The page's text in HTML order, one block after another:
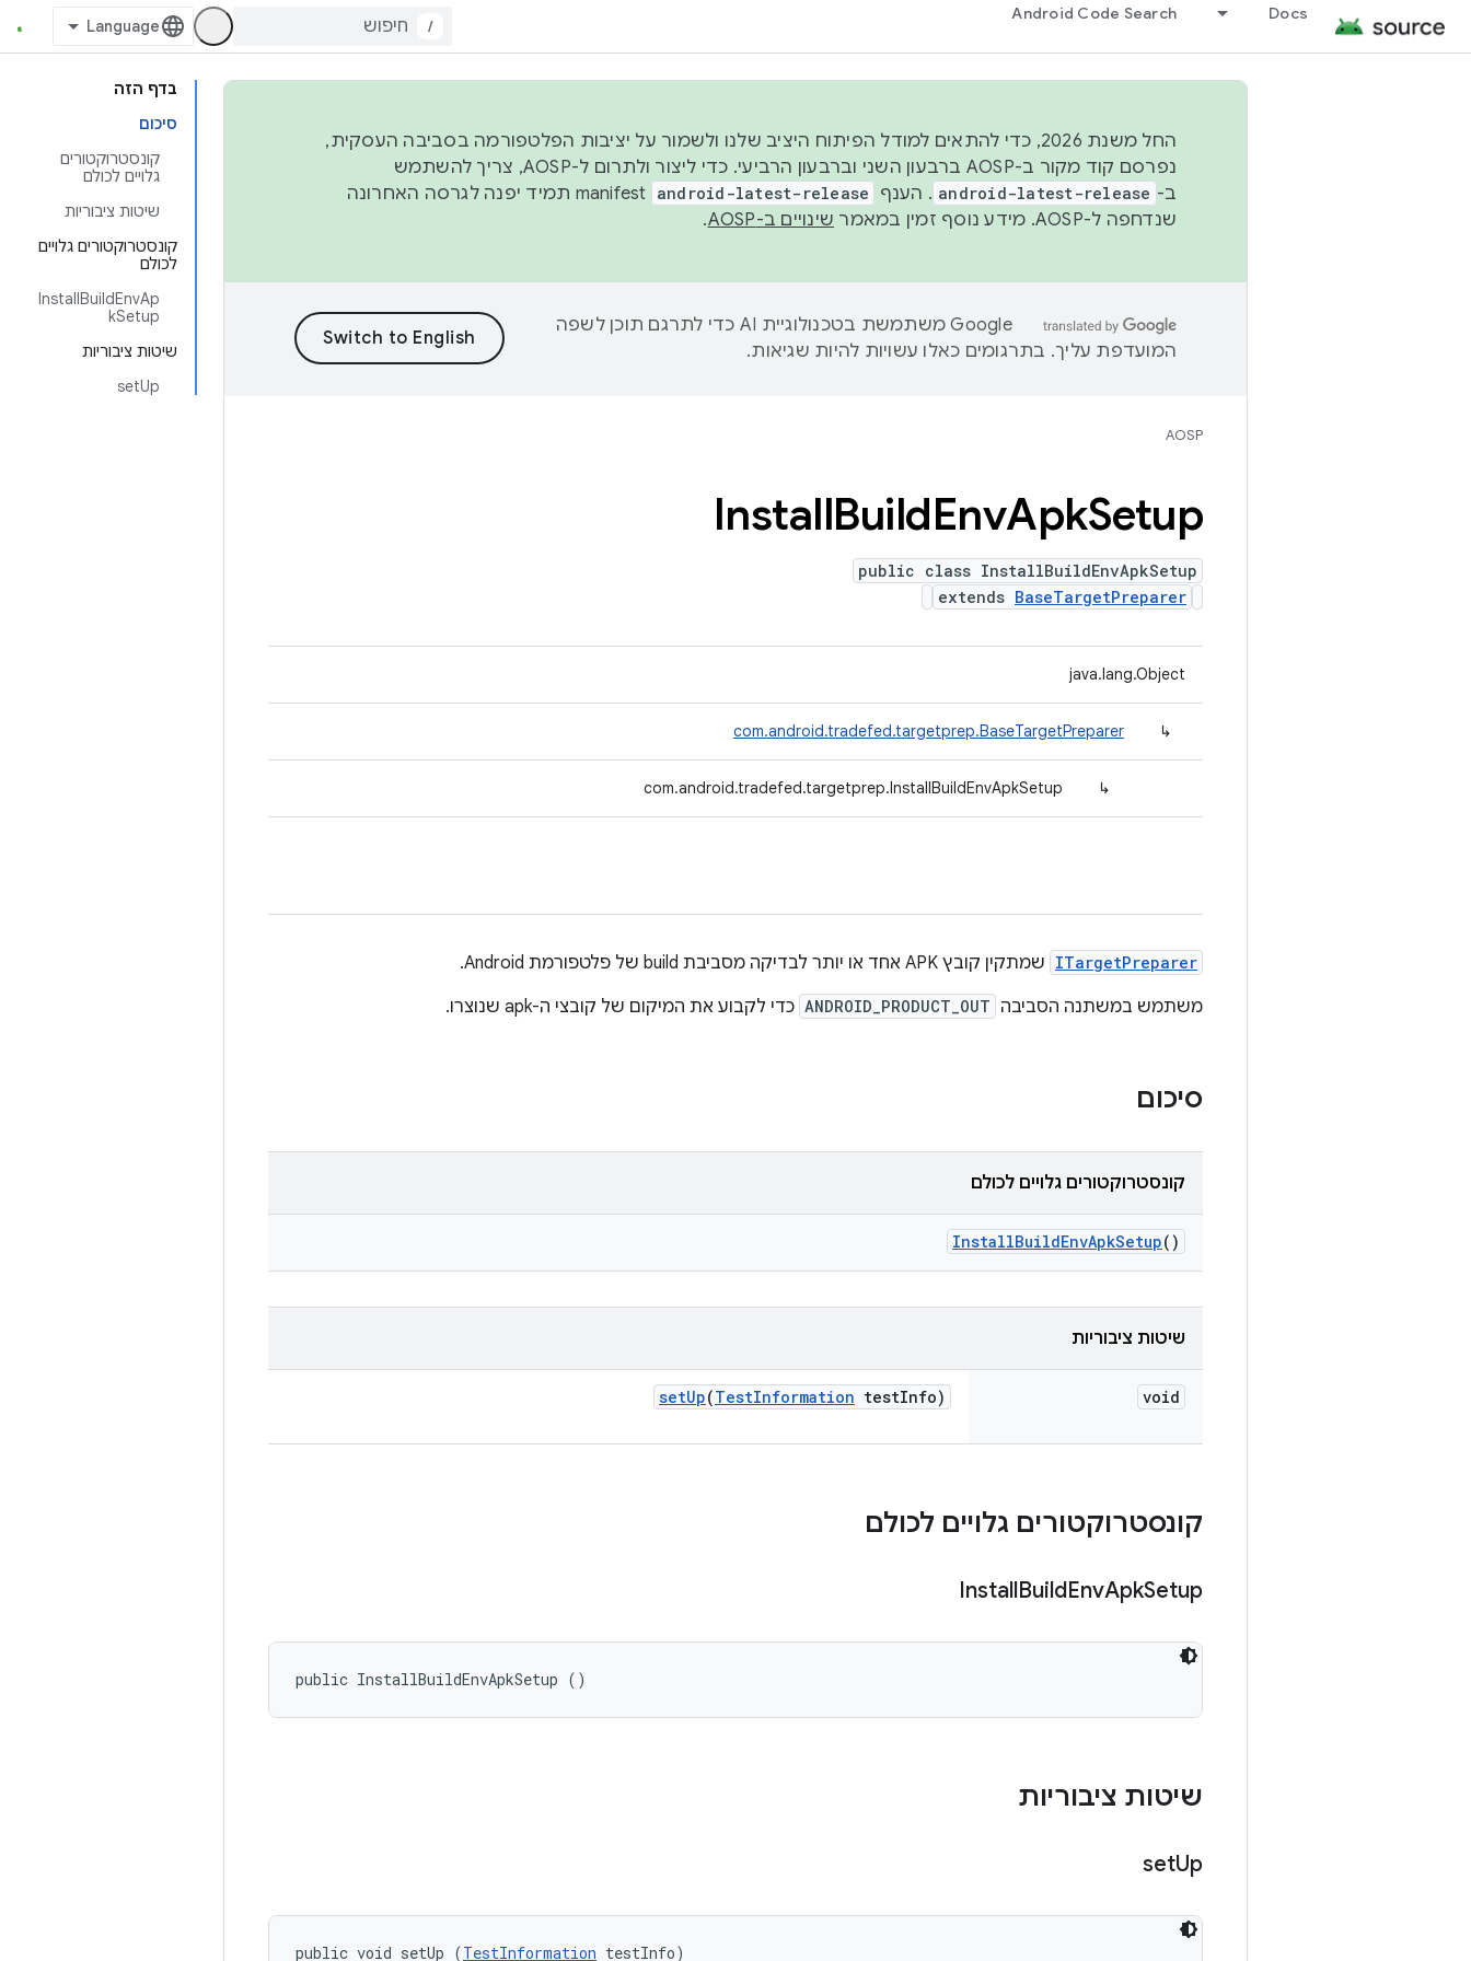
Docs
Android Code Search
/
בדף הזה
סיכום
קונסטרוקטורים
גלויים לכולם
שיטות ציבוריות
קונסטרוקטורים גלויים
לכולם
InstallBuildEnvAp
kSetup
שיטות ציבוריות
setUp
החל משנת 2026, כדי להתאים למודל הפיתוח היציב שלנו ולשמור על יציבות הפלטפורמה בסביבה העסקית,
נפרסם קוד מקור ב-AOSP ברבעון השני וברבעון הרביעי. כדי ליצור ולתרום ל-AOSP, צריך להשתמש
ב- android-latest-release . הענף android-latest-release
manifest תמיד יפנה לגרסה האחרונה
שנדחפה ל-AOSP. מידע נוסף זמין במאמר
שינויים ב-AOSP .
‫Google משתמשת בטכנולוגיית AI כדי לתרגם תוכן לשפה
המועדפת עליך. בתרגומים כאלו עשויות להיות שגיאות.
AOSP
InstallBuildEnvApkSetup
public class InstallBuildEnvApkSetup
extends BaseTargetPreparer
java.lang.Object
↳
com.android.tradefed.targetprep.BaseTargetPreparer
↳
com.android.tradefed.targetprep.InstallBuildEnvApkSetup
ITargetPreparer שמתקין קובץ APK אחד או יותר לבדיקה מסביבת build של פלטפורמת Android.
משתמש במשתנה הסביבה ANDROID_PRODUCT_OUT כדי לקבוע את המיקום של קובצי ה-apk שנוצרו.
סיכום
קונסטרוקטורים גלויים לכולם
InstallBuildEnvApkSetup()
שיטות ציבוריות
void
setUp(TestInformation testInfo)
קונסטרוקטורים גלויים לכולם
InstallBuildEnvApkSetup
public InstallBuildEnvApkSetup ()
שיטות ציבוריות
setUp
public void setUp (TestInformation testInfo)